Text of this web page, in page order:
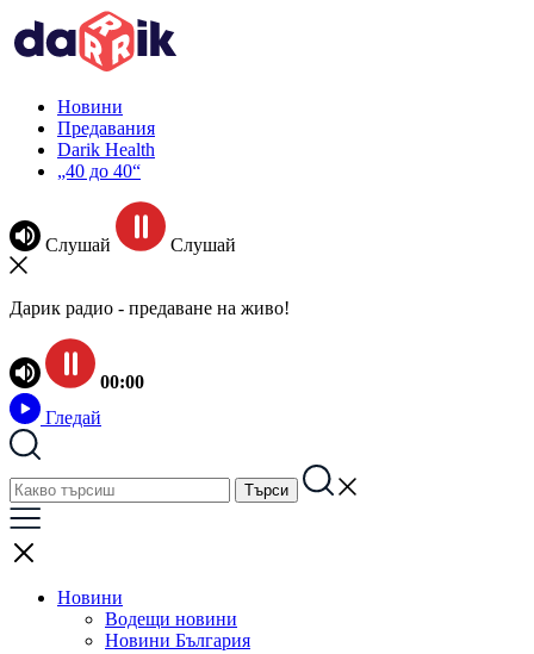
Новини
Предавания
Darik Health
„40 до 40“
Слушай Слушай
Дарик радио - предаване на живо!
00:00
Гледай
Новини
Водещи новини
Новини България